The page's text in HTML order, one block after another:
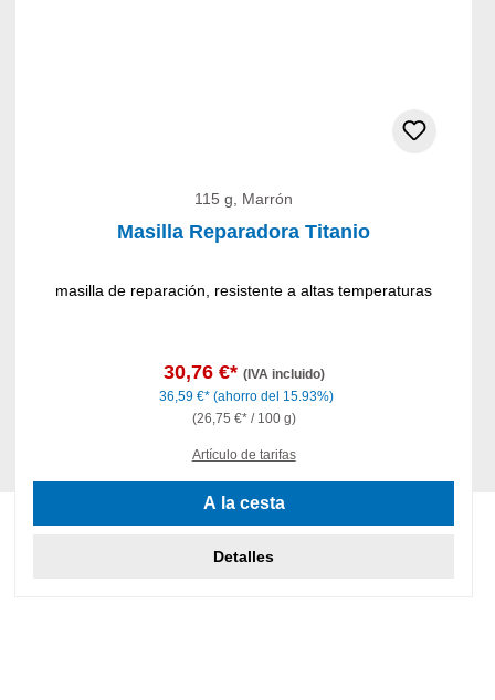
115 g, Marrón
Masilla Reparadora Titanio
masilla de reparación, resistente a altas temperaturas
30,76 €* (IVA incluido)
36,59 €* (ahorro del 15.93%)
(26,75 €* / 100 g)
Artículo de tarifas
A la cesta
Detalles